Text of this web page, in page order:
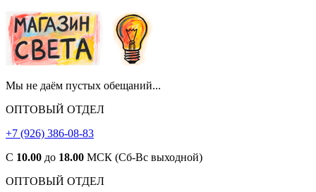
Мы не даём пустых обещаний...
ОПТОВЫЙ ОТДЕЛ
+7 (926) 386-08-83
С 10.00 до 18.00 МСК (Сб-Вс выходной)
ОПТОВЫЙ ОТДЕЛ